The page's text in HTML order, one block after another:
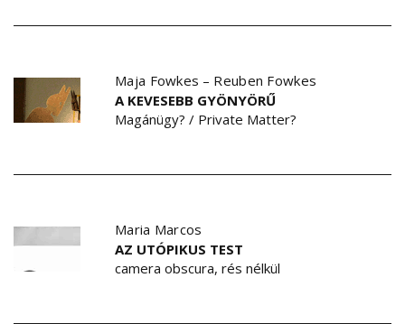
Maja Fowkes – Reuben Fowkes
A KEVESEBB GYÖNYÖRŰ
Magánügy? / Private Matter?
Maria Marcos
AZ UTÓPIKUS TEST
camera obscura, rés nélkül